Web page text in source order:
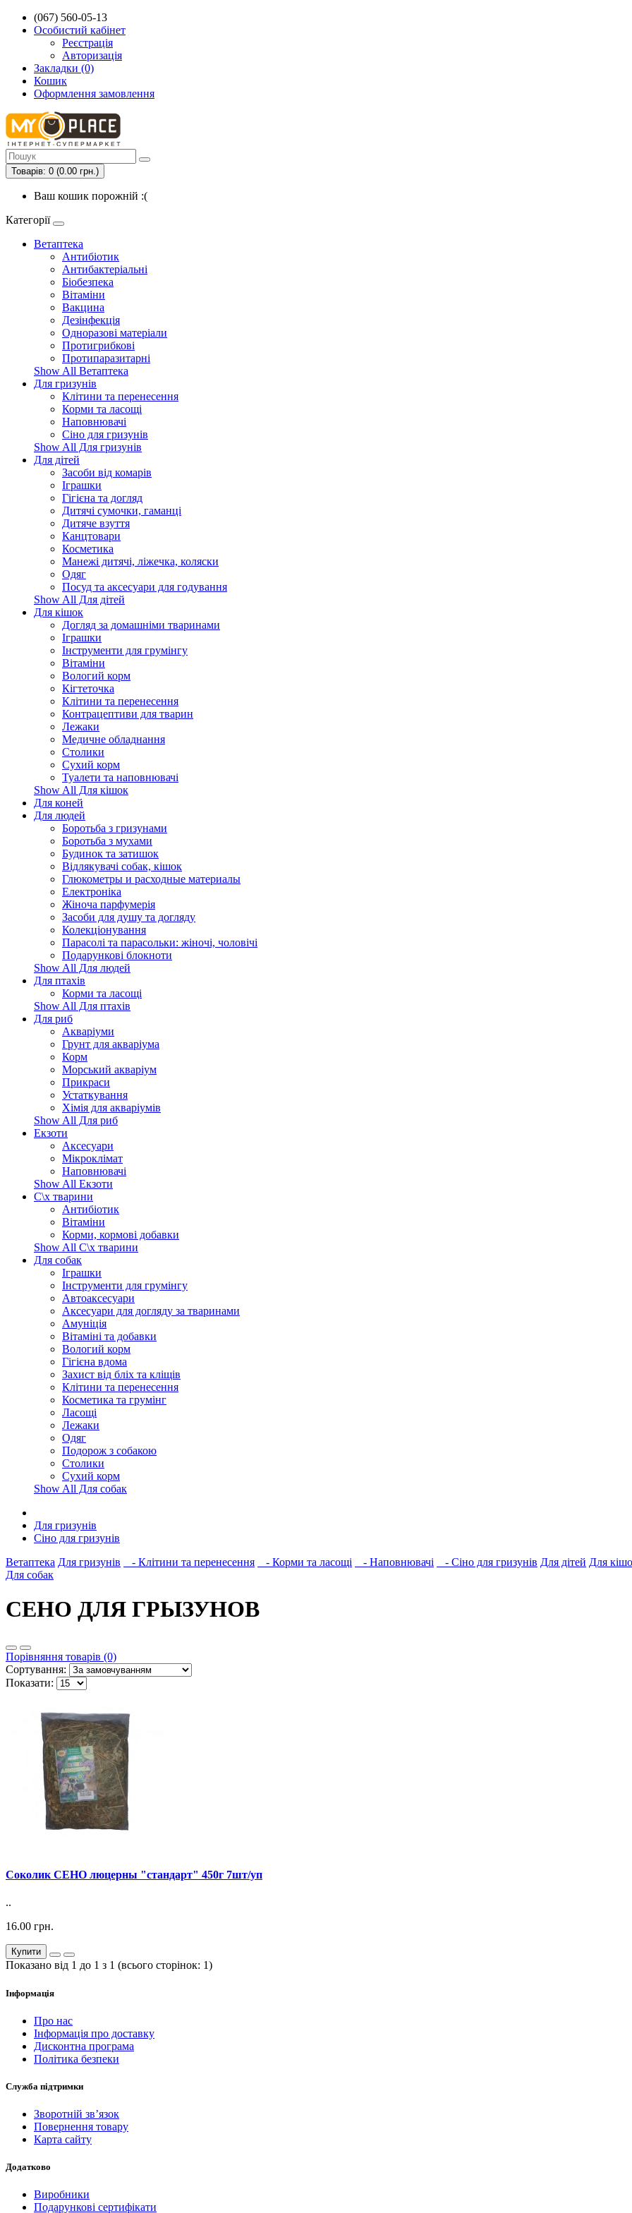
(067) 560-05-13
Особистий кабінет
Реєстрація
Авторизація
Закладки (0)
Кошик
Оформлення замовлення
Товарів: 0 (0.00 грн.)
Ваш кошик порожній :(
Категорії
Ветаптека
Антибіотик
Антибактеріальні
Біобезпека
Вітаміни
Вакцина
Дезінфекція
Одноразові матеріали
Протигрибкові
Протипаразитарні
Show All Ветаптека
Для гризунів
Клітини та перенесення
Корми та ласощі
Наповнювачі
Сіно для гризунів
Show All Для гризунів
Для дітей
Засоби від комарів
Іграшки
Гігієна та догляд
Дитячі сумочки, гаманці
Дитяче взуття
Канцтовари
Косметика
Манежі дитячі, ліжечка, коляски
Одяг
Посуд та аксесуари для годування
Show All Для дітей
Для кішок
Догляд за домашніми тваринами
Іграшки
Інструменти для грумінгу
Вітаміни
Вологий корм
Кігтеточка
Клітини та перенесення
Контрацептиви для тварин
Лежаки
Медичне обладнання
Столики
Сухий корм
Туалети та наповнювачі
Show All Для кішок
Для коней
Для людей
Боротьба з гризунами
Боротьба з мухами
Будинок та затишок
Відлякувачі собак, кішок
Глюкометры и расходные материалы
Електроніка
Жіноча парфумерія
Засоби для душу та догляду
Колекціонування
Парасолі та парасольки: жіночі, чоловічі
Подарункові блокноти
Show All Для людей
Для птахів
Корми та ласощі
Show All Для птахів
Для риб
Акваріуми
Грунт для акваріума
Корм
Морський акваріум
Прикраси
Устаткування
Хімія для акваріумів
Show All Для риб
Екзоти
Аксесуари
Мікроклімат
Наповнювачі
Show All Екзоти
С\х тварини
Антибіотик
Вітаміни
Корми, кормові добавки
Show All С\х тварини
Для собак
Іграшки
Інструменти для грумінгу
Автоаксесуари
Аксесуари для догляду за тваринами
Амуніція
Вітаміні та добавки
Вологий корм
Гігієна вдома
Захист від бліх та кліщів
Клітини та перенесення
Косметика та грумінг
Ласощі
Лежаки
Одяг
Подорож з собакою
Столики
Сухий корм
Show All Для собак
Для гризунів
Сіно для гризунів
Ветаптека Для гризунів - Клітини та перенесення - Корми та ласощі - Наповнювачі - Сіно для гризунів Для дітей Для
Для собак
СЕНО ДЛЯ ГРЫЗУНОВ
Порівняння товарів (0)
Сортування:
Показати:
Соколик СЕНО люцерны "стандарт" 450г 7шт/уп
..
16.00 грн.
Купити
Показано від 1 до 1 з 1 (всього сторінок: 1)
Інформація
Про нас
Інформація про доставку
Дисконтна програма
Політика безпеки
Служба підтримки
Зворотній зв’язок
Повернення товару
Карта сайту
Додатково
Виробники
Подарункові сертифікати